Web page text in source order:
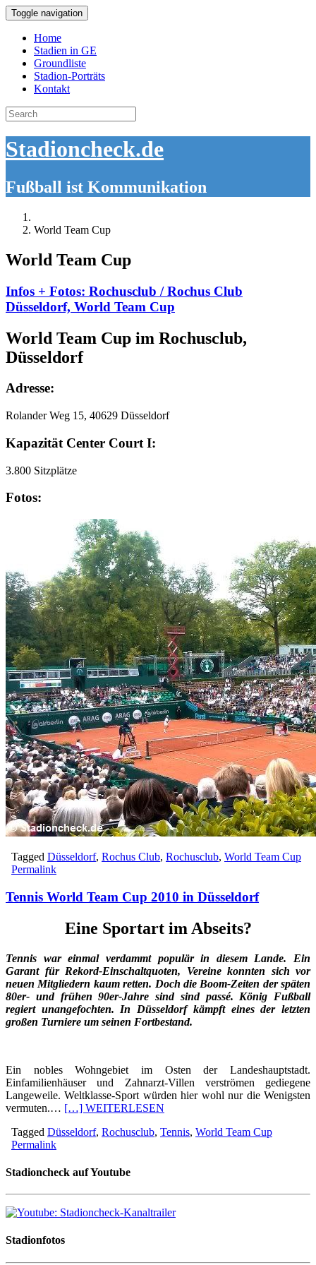
Toggle navigation
Home
Stadien in GE
Groundliste
Stadion-Porträts
Kontakt
Search
for:
Stadioncheck.de
Fußball ist Kommunikation
World Team Cup
World Team Cup
Infos + Fotos: Rochusclub / Rochus Club
Düsseldorf, World Team Cup
World Team Cup im Rochusclub,
Düsseldorf
Adresse:
Rolander Weg 15, 40629 Düsseldorf
Kapazität Center Court I:
3.800 Sitzplätze
Fotos:
Tagged Düsseldorf, Rochus Club, Rochusclub, World Team Cup
Permalink
Tennis World Team Cup 2010 in Düsseldorf
Eine Sportart im Abseits?
Tennis war einmal verdammt populär in diesem Lande. Ein
Garant für Rekord-Einschaltquoten, Vereine konnten sich vor
neuen Mitgliedern kaum retten. Doch die Boom-Zeiten der späten
80er- und frühen 90er-Jahre sind sind passé. König Fußball
regiert unangefochten. In Düsseldorf kämpft eines der letzten
großen Turniere um seinen Fortbestand.
Ein nobles Wohngebiet im Osten der Landeshauptstadt.
Einfamilienhäuser und Zahnarzt-Villen verströmen gediegene
Langeweile. Weltklasse-Sport würden hier wohl nur die Wenigsten
vermuten.… […] WEITERLESEN
Tagged Düsseldorf, Rochusclub, Tennis, World Team Cup
Permalink
Stadioncheck auf Youtube
Stadionfotos